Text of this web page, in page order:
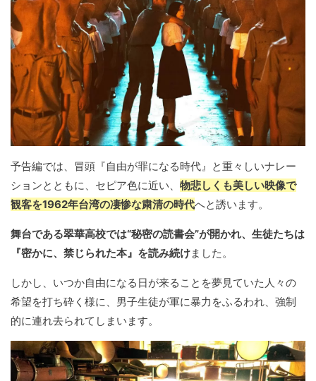
予告編では、冒頭『自由が罪になる時代』と重々しいナレー
ションとともに、セピア色に近い、 物悲しくも美しい映像で
観客を1962年台湾の凄惨な粛清の時代へと誘います。
舞台である翠華高校では“秘密の読書会”が開かれ、生徒たちは
『密かに、禁じられた本』を読み続けました。
しかし、いつか自由になる日が来ることを夢見ていた人々の
希望を打ち砕く様に、男子生徒が軍に暴力をふるわれ、強制
的に連れ去られてしまいます。